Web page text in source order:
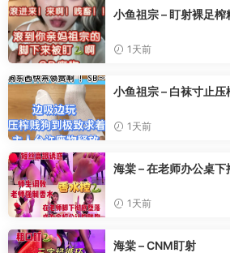
小鱼祖宗 – 盯射裸足榨
1天前
小鱼祖宗 – 白袜寸止压
1天前
海棠 – 在老师办公桌下
1天前
海棠 – CNM盯射